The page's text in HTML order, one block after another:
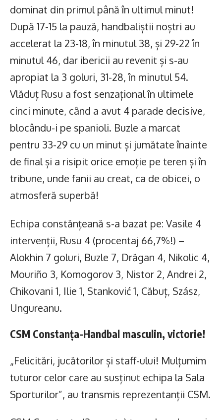
dominat din primul până în ultimul minut!
După 17-15 la pauză, handbaliștii noștri au
accelerat la 23-18, în minutul 38, și 29-22 în
minutul 46, dar ibericii au revenit și s-au
apropiat la 3 goluri, 31-28, în minutul 54.
Vlăduț Rusu a fost senzațional în ultimele
cinci minute, când a avut 4 parade decisive,
blocându-i pe spanioli. Buzle a marcat
pentru 33-29 cu un minut și jumătate înainte
de final și a risipit orice emoție pe teren și în
tribune, unde fanii au creat, ca de obicei, o
atmosferă superbă!
Echipa constănțeană s-a bazat pe: Vasile 4
intervenții, Rusu 4 (procentaj 66,7%!) –
Alokhin 7 goluri, Buzle 7, Drăgan 4, Nikolic 4,
Mouriño 3, Komogorov 3, Nistor 2, Andrei 2,
Chikovani 1, Ilie 1, Stanković 1, Căbuț, Szász,
Ungureanu.
CSM Constanța-Handbal masculin, victorie!
„Felicitări, jucătorilor și staff-ului! Mulțumim
tuturor celor care au susținut echipa la Sala
Sporturilor”, au transmis reprezentanții CSM.